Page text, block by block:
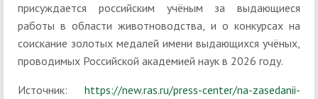
присуждается российским учёным за выдающиеся
работы в области животноводства, и о конкурсах на
соискание золотых медалей имени выдающихся учёных,
проводимых Российской академией наук в 2026 году.
Источник: https://new.ras.ru/press-center/na-zasedanii-